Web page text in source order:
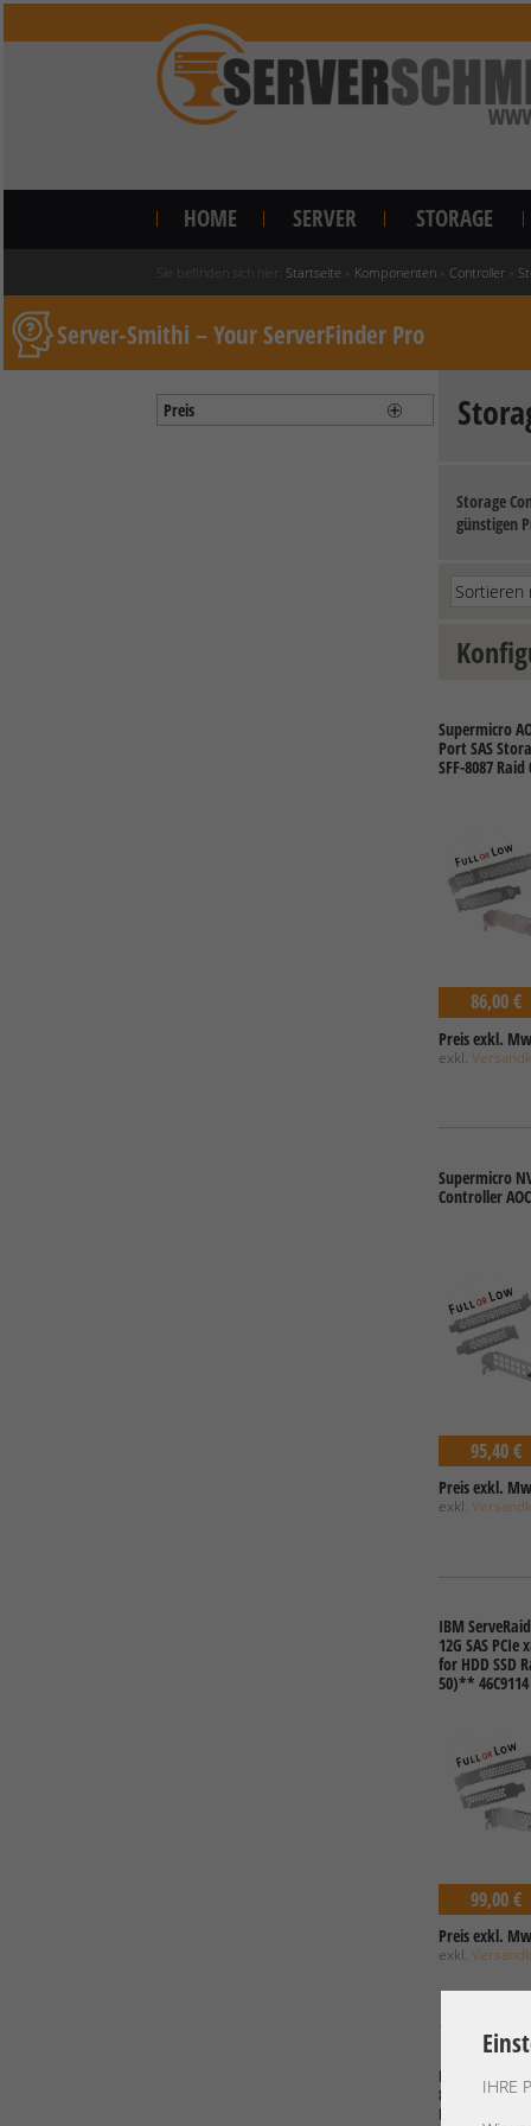
IHRE
HOME SERVER STORAGE
Sie befinden sich hier: Startseite Komponenten Controller
Server-Smithi – Your ServerFinder Pro
Preis
Storage
günstigen
Supermicro
Port SAS
SFF-8087
86,00 €
Preis exkl.
exkl.
Supermicro
Controller
95,40 €
Preis exkl.
exkl.
IBM
12G SAS
for HDD SSD
50)** 46C9114
99,00 €
Preis exkl.
exkl.
HP Smart
8-Port PCIe
HDD SSD